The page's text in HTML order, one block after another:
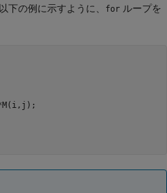
下の例に示すように、
for ループを